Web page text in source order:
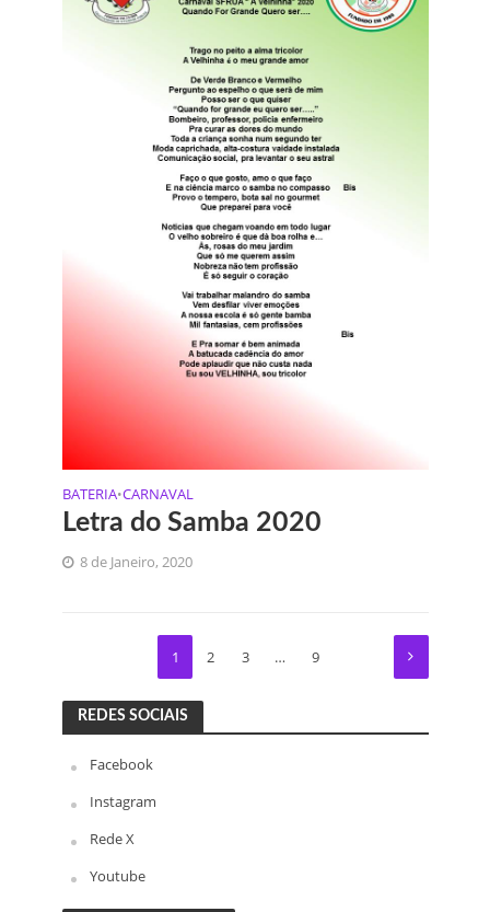
BATERIA•CARNAVAL
Letra do Samba 2020
8 de Janeiro, 2020
1 2 3 … 9
REDES SOCIAIS
Facebook
Instagram
Rede X
Youtube